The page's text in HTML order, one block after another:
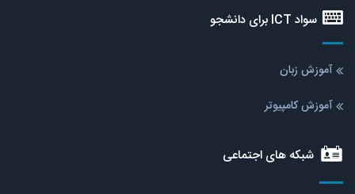
سواد ICT برای دانشجو
آموزش زبان
آموزش کامپیوتر
شبکه های اجتماعی